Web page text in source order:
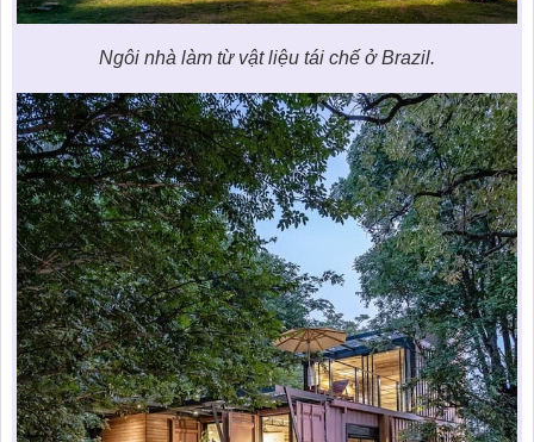
Ngôi nhà làm từ vật liệu tái chế ở Brazil.